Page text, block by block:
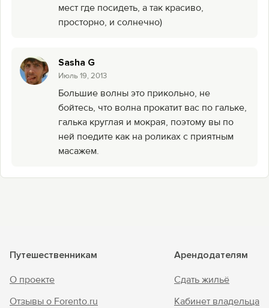
мест где посидеть, а так красиво,
просторно, и солнечно)
Sasha G
Июль 19, 2013
Большие волны это прикольно, не
бойтесь, что волна прокатит вас по гальке,
галька круглая и мокрая, поэтому вы по
ней поедите как на роликах с приятным
масажем.
Путешественникам
О проекте
Отзывы о Forento.ru
Арендодателям
Сдать жильё
Кабинет владельца